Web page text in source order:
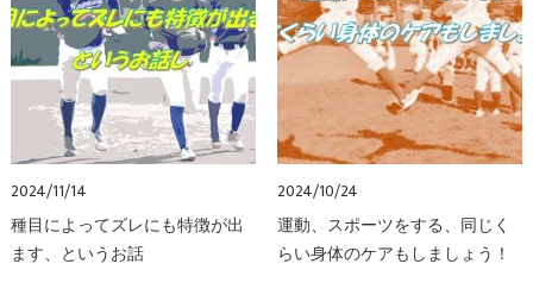
2024/11/14
種目によってズレにも特徴が出
ます、というお話
2024/10/24
運動、スポーツをする、同じく
らい身体のケアもしましょう！